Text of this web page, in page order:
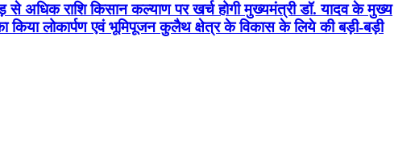
अधिक राशि किसान कल्याण पर खर्च होगी मुख्यमंत्री डॉ. यादव के मुख्य
लोकार्पण एवं भूमिपूजन कुलैथ क्षेत्र के विकास के लिये की बड़ी-बड़ी